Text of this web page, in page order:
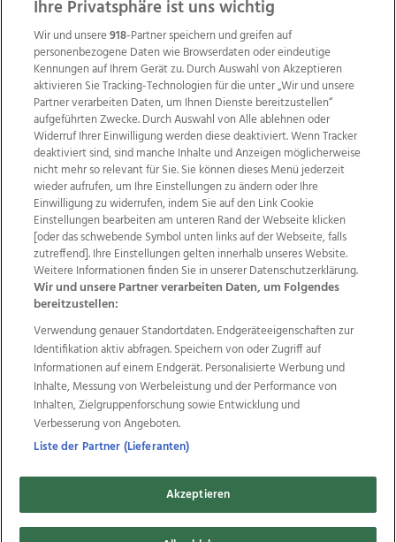
Wir über uns Mediadaten Kontakt
Jobs
Datenschutz
Impressum
AGB Anzeigekunden
AGB Website
Ehrenkodex Politische Werbung
Weitere Angebote des Medienhauses Wimmer
TV1 di-mog-i.at OÖNow
Ischler Woche
Life Radio
OÖNachrichten
OÖN Immobilien
OÖN Karriere
OÖN Reise
Promenaden Galerien
Regionaljobs
wasistlos.at
Copyrights © 2026 Tips Zeitungs GmbH & Co KG
Ihre Privatsphäre ist uns wichtig
Wir und unsere918-Partner speichern und greifen auf
personenbezogene Daten wie Browserdaten oder eindeutige
Kennungen auf Ihrem Gerät zu. Durch Auswahl von Akzeptieren
aktivieren Sie Tracking-Technologien für die unter „Wir und unsere
Partner verarbeiten Daten, um Ihnen Dienste bereitzustellen“
aufgeführten Zwecke. Durch Auswahl von Alle ablehnen oder
Widerruf Ihrer Einwilligung werden diese deaktiviert. Wenn Tracker
deaktiviert sind, sind manche Inhalte und Anzeigen möglicherweise
nicht mehr so relevant für Sie. Sie können dieses Menü jederzeit
wieder aufrufen, um Ihre Einstellungen zu ändern oder Ihre
Einwilligung zu widerrufen, indem Sie auf den Link Cookie
Einstellungen bearbeiten am unteren Rand der Webseite klicken
[oder das schwebende Symbol unten links auf der Webseite, falls
zutreffend]. Ihre Einstellungen gelten innerhalb unseres Website.
Weitere Informationen finden Sie in unserer Datenschutzerklärung.
Wir und unsere Partner verarbeiten Daten, um Folgendes
bereitzustellen:
Verwendung genauer Standortdaten. Endgeräteeigenschaften zur
Identifikation aktiv abfragen. Speichern von oder Zugriff auf
Informationen auf einem Endgerät. Personalisierte Werbung und
Inhalte, Messung von Werbeleistung und der Performance von
Inhalten, Zielgruppenforschung sowie Entwicklung und
Verbesserung von Angeboten.
Liste der Partner (Lieferanten)
Akzeptieren